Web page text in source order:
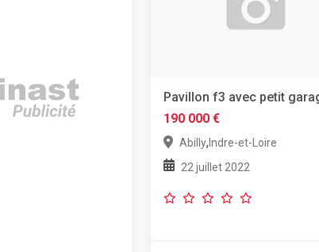
Pavillon f3 avec petit
190 000 €
Abilly,Indre-et-Loire
22 juillet 2022